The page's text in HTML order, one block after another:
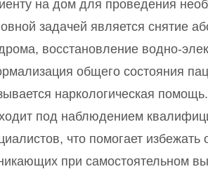
на дом для проведения
задачей является снятие
восстановление водно-
общего состояния
наркологическая
под наблюдением
что помогает избежать
при самостоятельном